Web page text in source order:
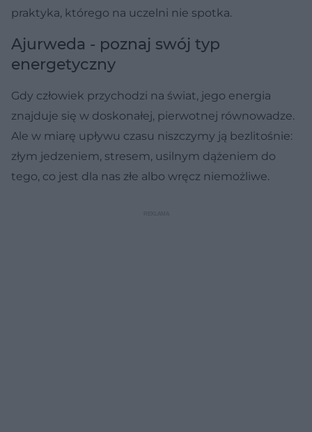
praktyka, którego na uczelni nie spotka.
Ajurweda - poznaj swój typ
energetyczny
Gdy człowiek przychodzi na świat, jego energia
znajduje się w doskonałej, pierwotnej równowadze.
Ale w miarę upływu czasu niszczymy ją bezlitośnie:
złym jedzeniem, stresem, usilnym dążeniem do
tego, co jest dla nas złe albo wręcz niemożliwe.